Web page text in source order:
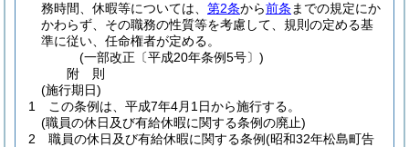
務時間、休暇等については、 第2条から前条 までの規定にか
かわらず、その職務の性質等を考慮して、規則の定める基
準に従い、任命権者が定める。
(一部改正〔平成20年条例5号〕)
附 則
(施行期日)
1
この条例は、平成7年4月1日から施行する。
(職員の休日及び有給休暇に関する条例の廃止)
2
職員の休日及び有給休暇に関する条例(昭和32年松島町告